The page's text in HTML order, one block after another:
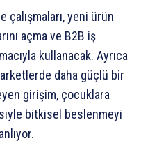
çalışmaları, yeni ürün
açma ve B2B iş
kullanacak. Ayrıca
daha güçlü bir
girişim, çocuklara
bitkisel beslenmeyi